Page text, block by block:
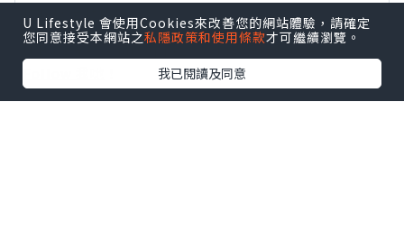
活動情報
U Blog開咗WhatsApp啦！發掘更多吃喝玩樂資訊！
U Lifestyle 會使用Cookies來改善您的網站體驗，請確定
您同意接受本網站之私隱政策和使用條款才可繼續瀏覽。
我已閱讀及同意